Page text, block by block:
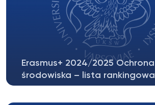
Erasmus+ 2024/2025 Ochrona
środowiska – lista rankingowa